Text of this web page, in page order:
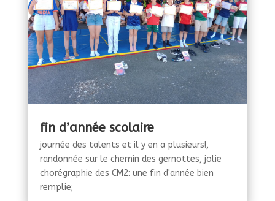
fin d’année scolaire
journée des talents et il y en a plusieurs!,
randonnée sur le chemin des gernottes, jolie
chorégraphie des CM2: une fin d'année bien
remplie;